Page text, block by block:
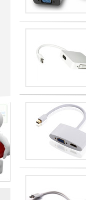
Hardver RAID-
(HDD, SSD, M.2
Windows,